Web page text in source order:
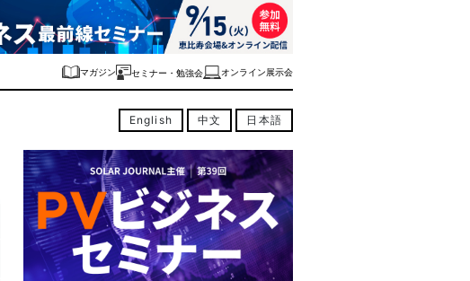
マガジン セミナー・勉強会 オンライン展示会
English 中文 日本語